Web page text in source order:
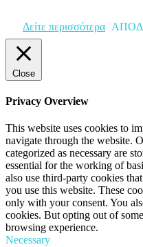
Δείτε περισσότερα
Close
Privacy Overview
This website uses cookies to
navigate through the website.
categorized as necessary are
essential for the working of
also use third-party cookies
you use this website. These
only with your consent. You
cookies. But opting out of
browsing experience.
Necessary